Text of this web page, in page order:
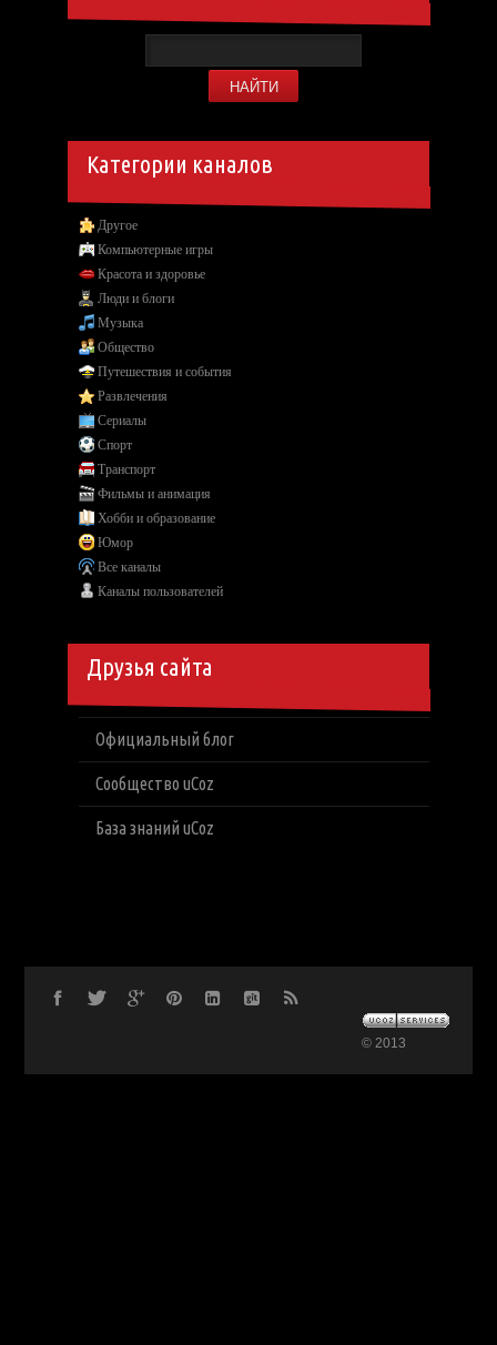
Категории каналов
Другое
Компьютерные игры
Красота и здоровье
Люди и блоги
Музыка
Общество
Путешествия и события
Развлечения
Сериалы
Спорт
Транспорт
Фильмы и анимация
Хобби и образование
Юмор
Все каналы
Каналы пользователей
Друзья сайта
Официальный блог
Сообщество uCoz
База знаний uCoz
© 2013